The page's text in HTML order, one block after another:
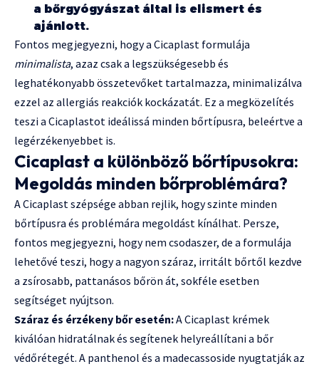
a bőrgyógyászat által is elismert és
ajánlott.
Fontos megjegyezni, hogy a Cicaplast formulája
minimalista, azaz csak a legszükségesebb és
leghatékonyabb összetevőket tartalmazza, minimalizálva
ezzel az allergiás reakciók kockázatát. Ez a megközelítés
teszi a Cicaplastot ideálissá minden bőrtípusra, beleértve a
legérzékenyebbet is.
Cicaplast a különböző bőrtípusokra:
Megoldás minden bőrproblémára?
A Cicaplast szépsége abban rejlik, hogy szinte minden
bőrtípusra és problémára megoldást kínálhat. Persze,
fontos megjegyezni, hogy nem csodaszer, de a formulája
lehetővé teszi, hogy a nagyon száraz, irritált bőrtől kezdve
a zsírosabb, pattanásos bőrön át, sokféle esetben
segítséget nyújtson.
Száraz és érzékeny bőr esetén:A Cicaplast krémek
kiválóan hidratálnak és segítenek helyreállítani a bőr
védőrétegét. A panthenol és a madecassoside nyugtatják az